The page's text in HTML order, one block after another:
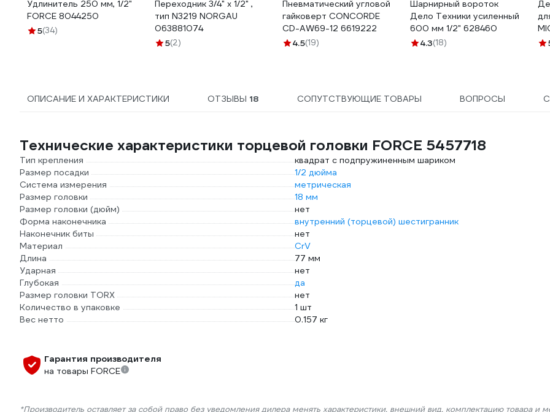
Удлинитель 250 мм, 1/2"
FORCE 8044250
5(34)
Переходник 3/4" x 1/2" ,
тип N3219 NORGAU
063881074
5(2)
Пневматический угловой
гайковерт CONCORDE
CD-AW69-12 6619222
4.5(19)
Шарнирный вороток
Дело Техники усиленный
600 мм 1/2" 628460
4.3(18)
ОПИСАНИЕ И ХАРАКТЕРИСТИКИ ОТЗЫВЫ 18 СОПУТСТВУЮЩИЕ ТОВАРЫ ВОПРОСЫ
Технические характеристики торцевой головки FORCE 5457718
Тип крепления
квадрат с подпружиненным шариком
Размер посадки
1/2 дюйма
Система измерения
метрическая
Размер головки
18 мм
Размер головки (дюйм)
нет
Форма наконечника
внутренний (торцевой) шестигранник
Наконечник биты
нет
Материал
CrV
Длина
77 мм
Ударная
нет
Глубокая
да
Размер головки TORX
нет
Количество в упаковке
1 шт
Вес нетто
0.157 кг
Гарантия производителя
на товары FORCE
*Производитель оставляет за собой право без уведомления дилера менять характеристики, внешний вид, комплектацию товара и